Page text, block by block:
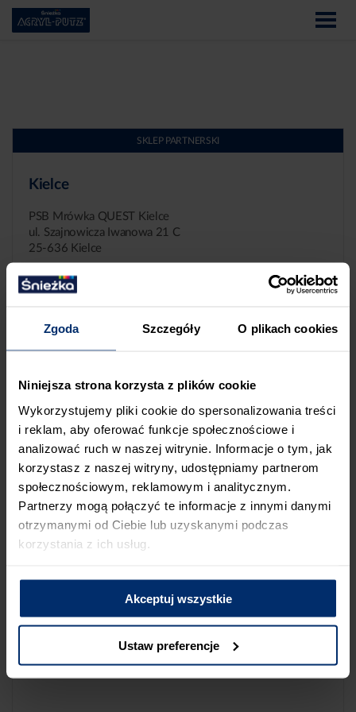
Zgoda Szczegóły O plikach cookies
Niniejsza strona korzysta z plików cookie
Wykorzystujemy pliki cookie do spersonalizowania treści
i reklam, aby oferować funkcje społecznościowe i
analizować ruch w naszej witrynie. Informacje o tym, jak
korzystasz z naszej witryny, udostępniamy partnerom
społecznościowym, reklamowym i analitycznym.
Partnerzy mogą połączyć te informacje z innymi danymi
otrzymanymi od Ciebie lub uzyskanymi podczas
korzystania z ich usług.
Akceptuj wszystkie
Ustaw preferencje
SKLEP PARTNERSKI
Kielce
PSB Mrówka QUEST Kielce
ul. Szajnowicza Iwanowa 21 C
25-636 Kielce
Jeśli uważasz, że ten sklep nie powinien znaleźć się na liście
sklepów współpracujących z firmą Śnieżka lub zauważyłeś, że
dane które posiadamy są niepoprawne albo nieaktualne,
możesz zgłosić nam ten fakt przez poniższy formularz:
Powód zgłoszenia
Opis zgłoszenia